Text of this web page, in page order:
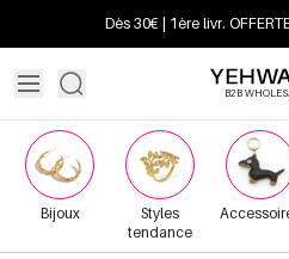
Dès 30€ | 1ère livr.
B2B
Bijoux
Styles
tendance